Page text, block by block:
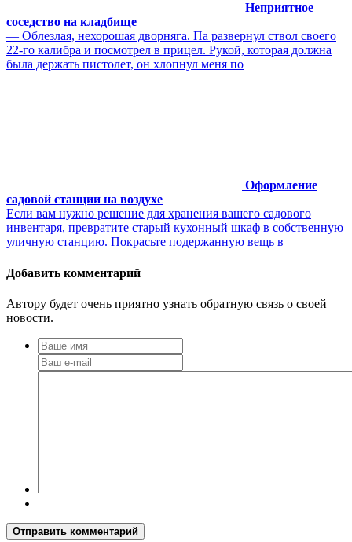
Неприятное
соседство на кладбище
— Облезлая, нехорошая дворняга. Па развернул ствол своего
22-го калибра и посмотрел в прицел. Рукой, которая должна
была держать пистолет, он хлопнул меня по
Оформление
садовой станции на воздухе
Если вам нужно решение для хранения вашего садового
инвентаря, превратите старый кухонный шкаф в собственную
уличную станцию. Покрасьте подержанную вещь в
Добавить комментарий
Автору будет очень приятно узнать обратную связь о своей
новости.
Отправить комментарий